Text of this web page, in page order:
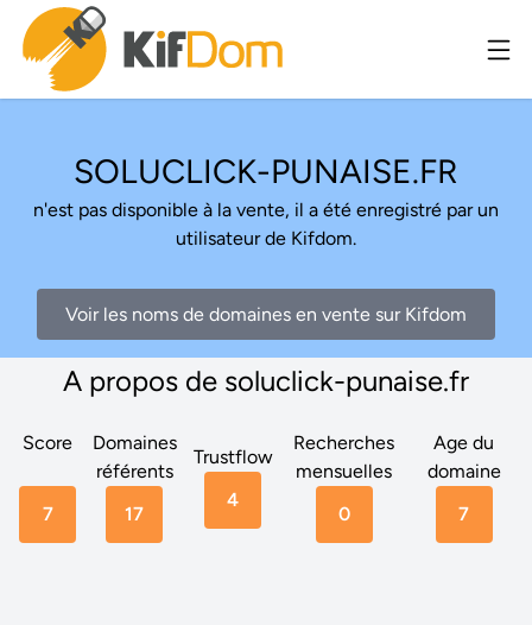
SOLUCLICK-PUNAISE.FR
n'est pas disponible à la vente, il a été enregistré par un
utilisateur de Kifdom.
Voir les noms de domaines en vente sur Kifdom
A propos de soluclick-punaise.fr
Score
7
Domaines
référents
17
Trustflow
4
Recherches
mensuelles
0
Age du
domaine
7